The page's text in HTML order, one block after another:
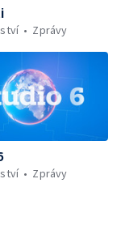
Zprávy
Zprávy